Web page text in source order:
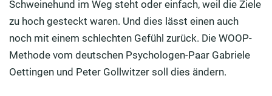
Schritt-für-Schritt-Anleitung: Wie entwickle ich meine
individuelle WOOP-Strategie?
Beispiele: In welchen Bereichen lohnt sich WOOP
besonders?
Schweinehund im Weg steht oder einfach, weil die Ziele
zu hoch gesteckt waren. Und dies lässt einen auch
noch mit einem schlechten Gefühl zurück. Die WOOP-
Methode vom deutschen Psychologen-Paar Gabriele
Oettingen und Peter Gollwitzer soll dies ändern.